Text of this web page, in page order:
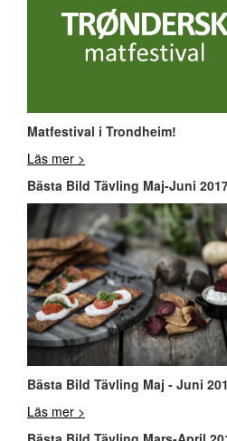
Matfestival i Trondheim!
Läs mer >
Bästa Bild Tävling Maj-Juni
Bästa Bild Tävling Maj - Juni
Läs mer >